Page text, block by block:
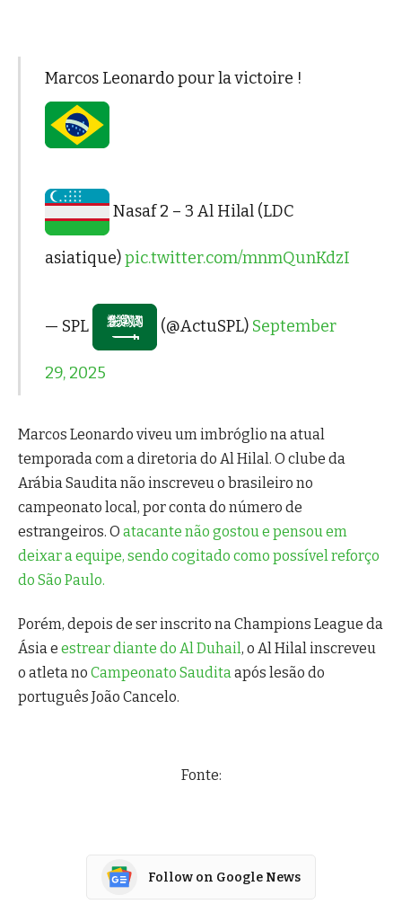
Marcos Leonardo pour la victoire !
Nasaf 2 – 3 Al Hilal (LDC
asiatique)pic.twitter.com/mnmQunKdzI
— SPL (@ActuSPL) September
29, 2025
Marcos Leonardo viveu um imbróglio na atual
temporada com a diretoria do Al Hilal. O clube da
Arábia Saudita não inscreveu o brasileiro no
campeonato local, por conta do número de
estrangeiros. O atacante não gostou e pensou em
deixar a equipe, sendo cogitado como possível reforço
do São Paulo.
Porém, depois de ser inscrito na Champions League da
Ásia e estrear diante do Al Duhail, o Al Hilal inscreveu
o atleta no Campeonato Sauditaapós lesão do
português João Cancelo.
Fonte:
Follow on Google News